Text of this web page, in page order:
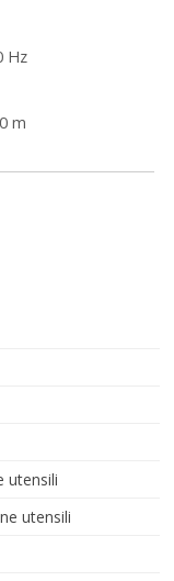
Hz
m
utensili
utensili